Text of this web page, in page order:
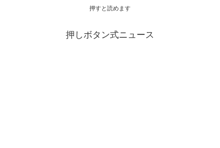
押すと読めます
押しボタン式ニュース